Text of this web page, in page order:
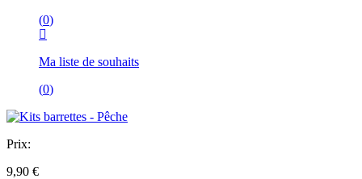
(0)
Ma liste de souhaits
(0)
Prix:
9,90 €